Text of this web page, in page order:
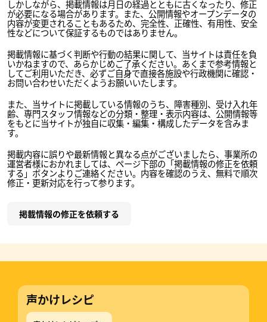
しかしながら、掲載情報は月日の経過とともに古くなったり、修正
が必要になる場合があります。また、公開情報やオープンデータの
内容が変更されることもあるため、完全性、正確性、有用性、安全
性などについて保証するものではありません。
掲載情報に基づく判断や行動の結果に関して、当サイトは責任を負
いかねますので、あらかじめご了承ください。あくまで参考情報と
してご利用いただき、必ずご自身で直接各施設や行政機関に確認・
お問い合わせいただくようお願いいたします。
また、当サイトに掲載している情報のうち、障害種別、受け入れ年
齢、専門スタッフ情報などの分類・整理・表示内容は、公開情報等
をもとに当サイトが独自に収集・編集・構成したデータを含みま
す。
掲載内容に誤りや最新情報と異なる点がございましたら、事業所の
運営者様におかれましては、ページ下部の「掲載情報の修正を依頼
する」ボタンよりご連絡ください。内容を確認のうえ、無料で順次
修正・更新対応を行って参ります。
掲載情報の修正を依頼する
声かけレシピ